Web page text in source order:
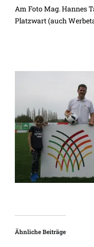
Am Foto Mag. Hannes
Platzwart (auch
Ähnliche Beiträge